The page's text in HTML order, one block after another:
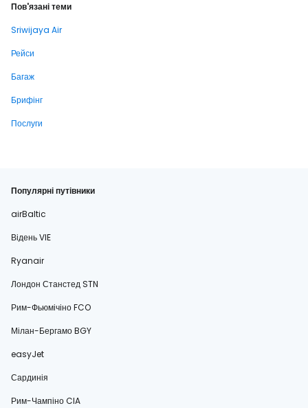
Пов'язані теми
Sriwijaya Air
Рейси
Багаж
Брифінг
Послуги
Популярні путівники
airBaltic
Відень VIE
Ryanair
Лондон Станстед STN
Рим-Фьюмічіно FCO
Мілан-Бергамо BGY
easyJet
Сардинія
Рим-Чампіно CIA